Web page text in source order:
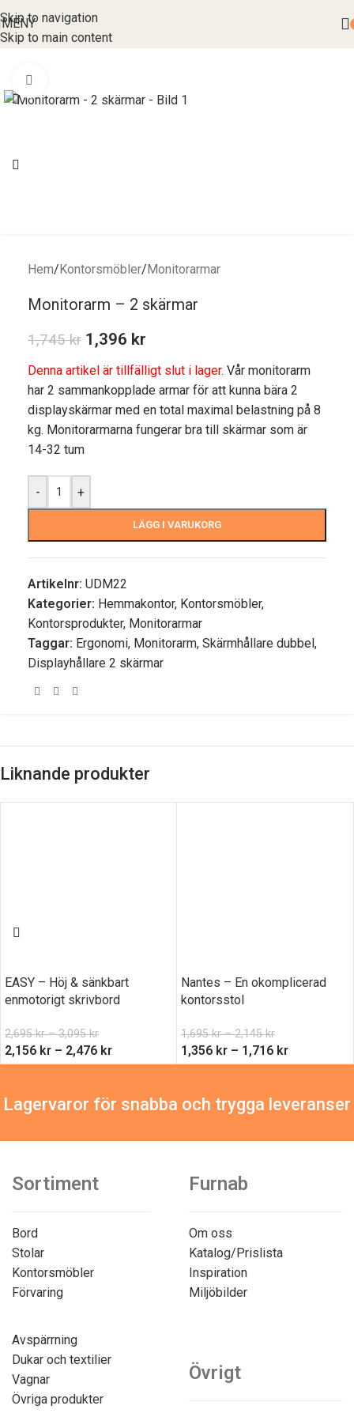
Skip to navigation
Skip to main content
MENY
Hem/Kontorsmöbler/Monitorarmar
Monitorarm – 2 skärmar
1,745kr 1,396 kr
Denna artikel är tillfälligt slut i lager. Vår monitorarm
har 2 sammankopplade armar för att kunna bära 2
displayskärmar med en total maximal belastning på 8
kg. Monitorarmarna fungerar bra till skärmar som är
14-32 tum
- +
LÄGG I VARUKORG
Artikelnr: UDM22
Kategorier: Hemmakontor, Kontorsmöbler,
Kontorsprodukter, Monitorarmar
Taggar: Ergonomi, Monitorarm, Skärmhållare dubbel,
Displayhållare 2 skärmar
Liknande produkter
EASY – Höj & sänkbart
enmotorigt skrivbord
2,695kr – 3,095kr
2,156 kr – 2,476 kr
Nantes – En okomplicerad
kontorsstol
1,695kr – 2,145kr
1,356 kr – 1,716 kr
Lagervaror för snabba och trygga leveranser
Sortiment
Bord
Stolar
Kontorsmöbler
Förvaring
Avspärrning
Dukar och textilier
Vagnar
Övriga produkter
Furnab
Om oss
Katalog/Prislista
Inspiration
Miljöbilder
Övrigt